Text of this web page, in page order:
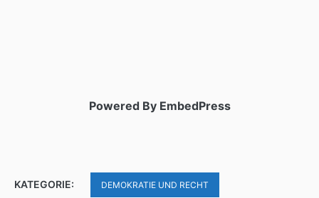
Powered By EmbedPress
KATEGORIE: DEMOKRATIE UND RECHT